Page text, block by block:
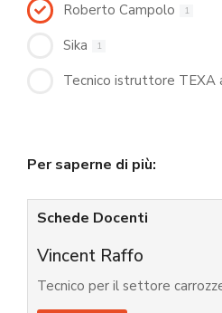
Roberto Campolo 1
Sika 1
Tecnico istruttore TEXA
Per saperne di più:
Schede Docenti
Vincent Raffo
Tecnico per il settore